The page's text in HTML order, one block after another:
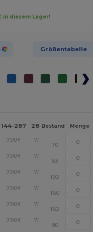
in diesem Lager!
Größentabelle
144-287 288 + Mehr
Bestand Menge
7.90€ 7.11
70
7.90€ 7.11
63
7.90€ 7.11 +
192
7.90€ 7.11 +
160
7.90€ 7.11 +
162
7.90€ 7.11
80